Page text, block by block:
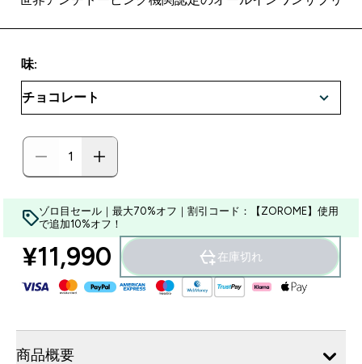
味:
ゾロ目セール｜最大70%オフ｜割引コード：【ZOROME】使用
で追加10%オフ！
¥11,990‎ 在庫切れ
商品概要